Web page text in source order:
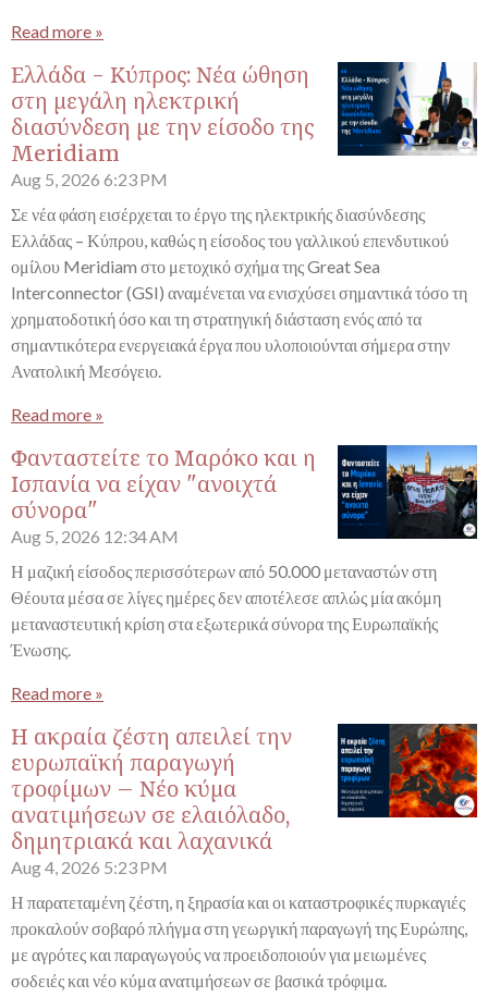
Read more »
Ελλάδα - Κύπρος: Νέα ώθηση
στη μεγάλη ηλεκτρική
διασύνδεση με την είσοδο της
Meridiam
Aug 5, 2026 6:23 PM
Σε νέα φάση εισέρχεται το έργο της ηλεκτρικής διασύνδεσης
Ελλάδας – Κύπρου, καθώς η είσοδος του γαλλικού επενδυτικού
ομίλου Meridiam στο μετοχικό σχήμα της Great Sea
Interconnector (GSI) αναμένεται να ενισχύσει σημαντικά τόσο τη
χρηματοδοτική όσο και τη στρατηγική διάσταση ενός από τα
σημαντικότερα ενεργειακά έργα που υλοποιούνται σήμερα στην
Ανατολική Μεσόγειο.
Read more »
Φανταστείτε το Μαρόκο και η
Ισπανία να είχαν "ανοιχτά
σύνορα"
Aug 5, 2026 12:34 AM
Η μαζική είσοδος περισσότερων από 50.000 μεταναστών στη
Θέουτα μέσα σε λίγες ημέρες δεν αποτέλεσε απλώς μία ακόμη
μεταναστευτική κρίση στα εξωτερικά σύνορα της Ευρωπαϊκής
Ένωσης.
Read more »
Η ακραία ζέστη απειλεί την
ευρωπαϊκή παραγωγή
τροφίμων – Νέο κύμα
ανατιμήσεων σε ελαιόλαδο,
δημητριακά και λαχανικά
Aug 4, 2026 5:23 PM
Η παρατεταμένη ζέστη, η ξηρασία και οι καταστροφικές πυρκαγιές
προκαλούν σοβαρό πλήγμα στη γεωργική παραγωγή της Ευρώπης,
με αγρότες και παραγωγούς να προειδοποιούν για μειωμένες
σοδειές και νέο κύμα ανατιμήσεων σε βασικά τρόφιμα.